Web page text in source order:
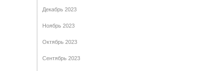
Декабрь 2023
Ноябрь 2023
Октябрь 2023
Сентябрь 2023